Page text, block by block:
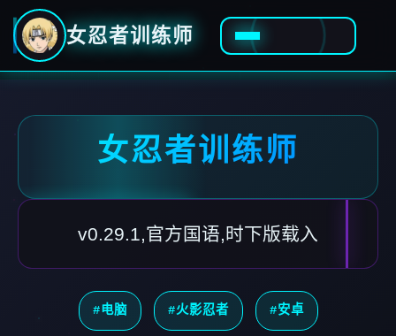
女忍者训练师
女忍者训练师
v0.29.1,官方国语,时下版载入
#电脑 #火影忍者 #安卓